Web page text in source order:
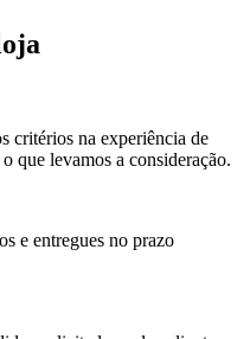
critérios na experiência de
que levamos a consideração.
e entregues no prazo